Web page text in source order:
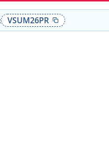
VSUM26PR